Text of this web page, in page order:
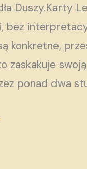
Duszy.Karty
bez
konkretne,
zaskakuje
ponad dwa